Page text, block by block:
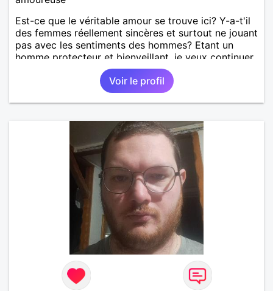
Est-ce que le véritable amour se trouve ici? Y-a-t'il
des femmes réellement sincères et surtout ne jouant
pas avec les sentiments des hommes? Etant un
homme protecteur et bienveillant, je veux continuer
d'y croire et pouvoir enfin former la petite famille
que je désir temps. Faux profil, profiteuse et autres
joyeuseté passer votre chemin, vous ne
m'intéressez pas du tout!
Voir le profil